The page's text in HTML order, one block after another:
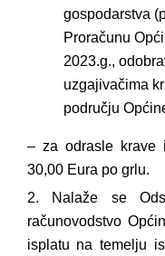
gospodarstva
Proračunu
2023.g.,
uzgajivačima
području
– za odrasle krave
30,00 Eura po grlu.
2. Nalaže se
računovodstvo
isplatu na temelju